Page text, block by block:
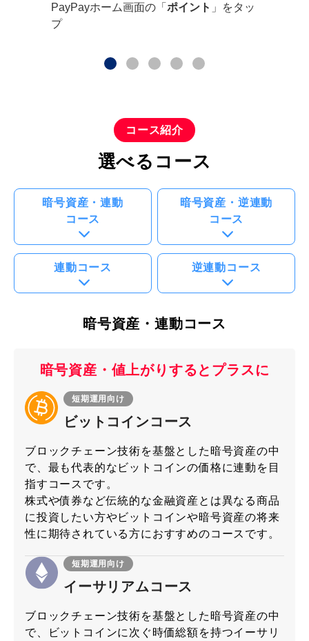
PayPayホーム画面の「 ポイント 」をタッ
プ
コース紹介
選べるコース
暗号資産・連動
コース
暗号資産・逆連動
コース
連動コース 逆連動コース
暗号資産・連動コース
暗号資産・値上がりすると プラスに
短期運用向け
ビットコインコース
ブロックチェーン技術を基盤とした暗号資産の中
で、最も代表的なビットコインの価格に連動を目
指すコースです。
株式や債券など伝統的な金融資産とは異なる商品
に投資したい方やビットコインや暗号資産の将来
性に期待されている方におすすめのコースです。
短期運用向け
イーサリアムコース
ブロックチェーン技術を基盤とした暗号資産の中
で、ビットコインに次ぐ時価総額を持つイーサリ